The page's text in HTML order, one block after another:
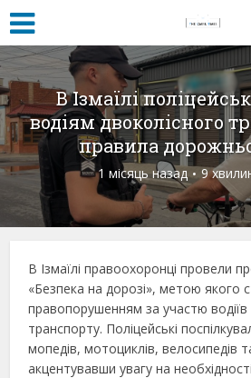
В Ізмаїлі
водіям двоколісного
правила
1 місяць назад 9
В Ізмаїлі правоохоронці провели
«Безпека на дорозі», метою якого
правопорушенням за участю водіїв
транспорту. Поліцейські
мопедів, мотоциклів, велосипедів
акцентувавши увагу на